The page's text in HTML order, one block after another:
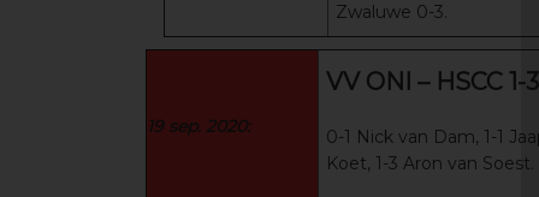
Zwaluwe 0-3.
19 sep. 2020:
VV ONI – HSCC 1-3
0-1 Nick van Dam, 1-1
Koet, 1-3 Aron van Soest.